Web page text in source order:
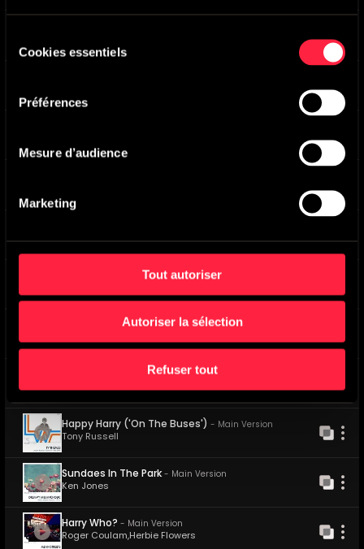
duCookies essentiels
Préférences
Mesure d’audience
Marketing
Tout autoriser
Autoriser la sélection
Refuser tout
Ken Woodman
Max Middleton
New Orleans Hot-Spot -Main Version
-Main Version
Low Satin And High Heels - Main Version
Happy Harry ('On The Buses') - Main Version
Tony Russell
Sundaes In The Park - Main Version
Ken Jones
Harry Who? - Main Version
Roger Coulam,Herbie Flowers